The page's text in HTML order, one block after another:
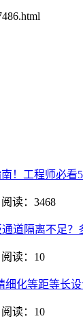
！工程师必看
阅读：3468
道隔离不足
阅读：10
细化等距等长
阅读：10